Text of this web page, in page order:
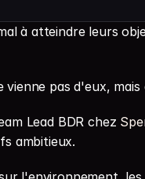
à atteindre leurs
vienne pas d'eux,
Lead BDR chez
ambitieux.